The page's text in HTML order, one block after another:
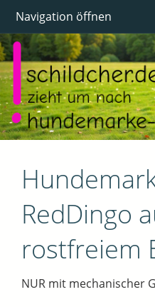
Navigation öffnen
RedDingo
rostfreiem
NUR mit mechanischer